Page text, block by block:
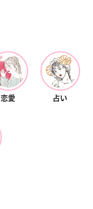
恋愛 占い